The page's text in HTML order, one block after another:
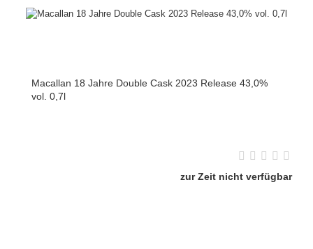
Macallan 18 Jahre Double Cask 2023 Release 43,0%
vol. 0,7l
zur Zeit nicht verfügbar